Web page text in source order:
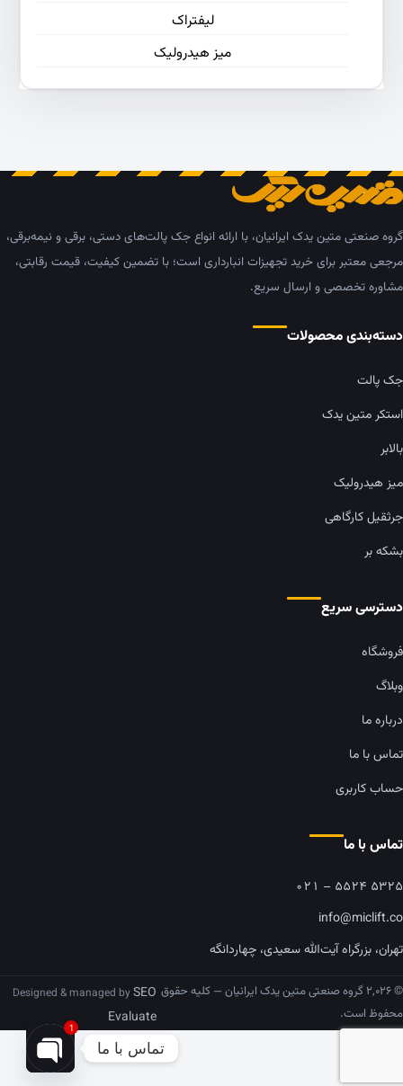
لیفتراک
میز هیدرولیک
گروه صنعتی متین یدک ایرانیان، با ارائه انواع جک پالت‌های دستی، برقی و نیمه‌برقی،
مرجعی معتبر برای خرید تجهیزات انبارداری است؛ با تضمین کیفیت، قیمت رقابتی،
مشاوره تخصصی و ارسال سریع.
دسته‌بندی محصولات
جک پالت
استکر متین یدک
بالابر
میز هیدرولیک
جرثقیل کارگاهی
بشکه بر
دسترسی سریع
فروشگاه
وبلاگ
درباره ما
تماس با ما
حساب کاربری
تماس با ما
۰۲۱ – ۵۵۲۴ ۵۳۲۵
info@miclift.co
تهران، بزرگراه آیت‌الله سعیدی، چهاردانگه
© ۲,۰۲۶ گروه صنعتی متین یدک ایرانیان — کلیه حقوق
محفوظ است.
Designed & managed bySEO
Evaluate
تماس با ما
1